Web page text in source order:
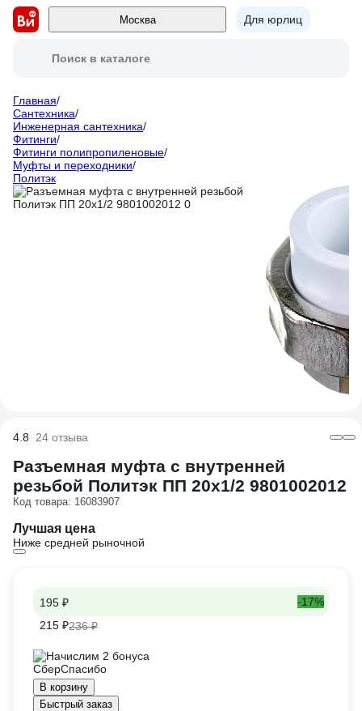
Москва Для юрлиц
Поиск в каталоге
Главная/
Сантехника/
Инженерная сантехника/
Фитинги/
Фитинги полипропиленовые/
Муфты и переходники/
Политэк
4.8 24 отзыва
Разъемная муфта с внутренней
резьбой Политэк ПП 20х1/2 9801002012
Код товара: 16083907
Лучшая цена
Ниже средней рыночной
195 ₽
-17%
215 ₽236 ₽
Начислим 2 бонуса
В корзину
Быстрый заказ